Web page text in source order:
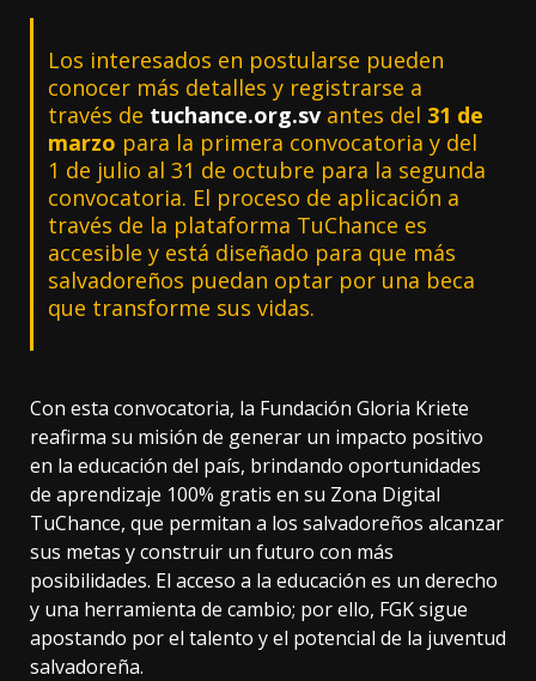
Los interesados en postularse pueden
conocer más detalles y registrarse a
través de tuchance.org.svantes del 31 de
marzo para la primera convocatoria y del
1 de julio al 31 de octubre para la segunda
convocatoria. El proceso de aplicación a
través de la plataforma TuChance es
accesible y está diseñado para que más
salvadoreños puedan optar por una beca
que transforme sus vidas.
Con esta convocatoria, la Fundación Gloria Kriete
reafirma su misión de generar un impacto positivo
en la educación del país, brindando oportunidades
de aprendizaje 100% gratis en su Zona Digital
TuChance, que permitan a los salvadoreños alcanzar
sus metas y construir un futuro con más
posibilidades. El acceso a la educación es un derecho
y una herramienta de cambio; por ello, FGK sigue
apostando por el talento y el potencial de la juventud
salvadoreña.